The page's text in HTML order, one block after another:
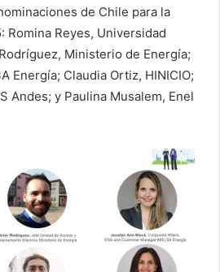
de Chile para la
Romina Reyes, Universidad
Ministerio de Energía;
Energía; Claudia Ortiz, HINICIO;
Andes; y Paulina Musalem, Enel